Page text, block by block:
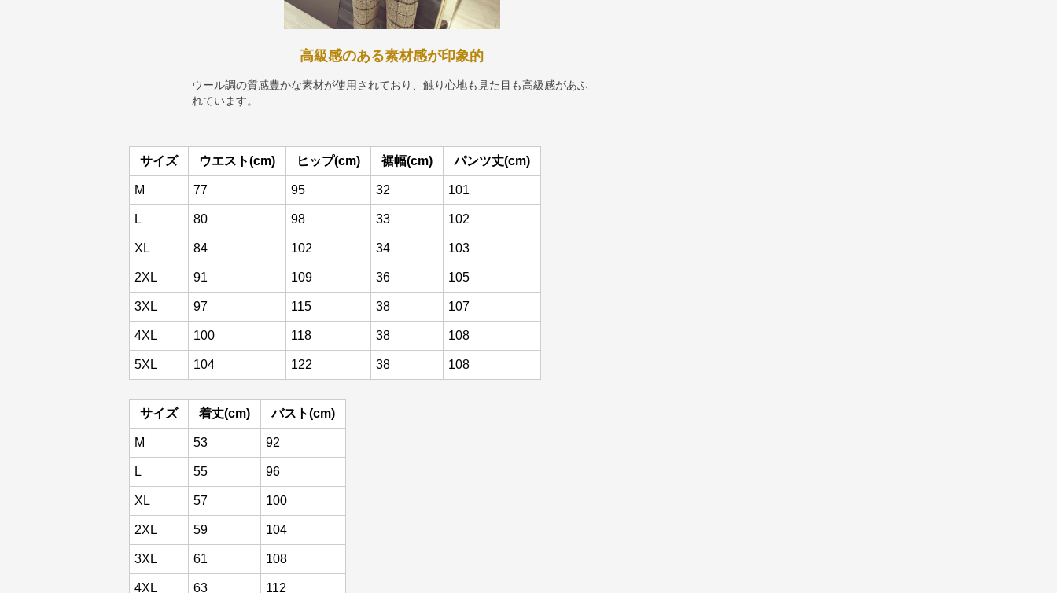
高級感のある素材感が印象的
ウール調の質感豊かな素材が使用されており、触り心地も見た目も高級感があふ
れています。
サイズ ウエスト(cm) ヒップ(cm) 裾幅(cm) パンツ丈(cm)
M 77 95 32 101
L 80 98 33 102
XL 84 102 34 103
2XL 91 109 36 105
3XL 97 115 38 107
4XL 100 118 38 108
5XL 104 122 38 108
サイズ 着丈(cm) バスト(cm)
M 53 92
L 55 96
XL 57 100
2XL 59 104
3XL 61 108